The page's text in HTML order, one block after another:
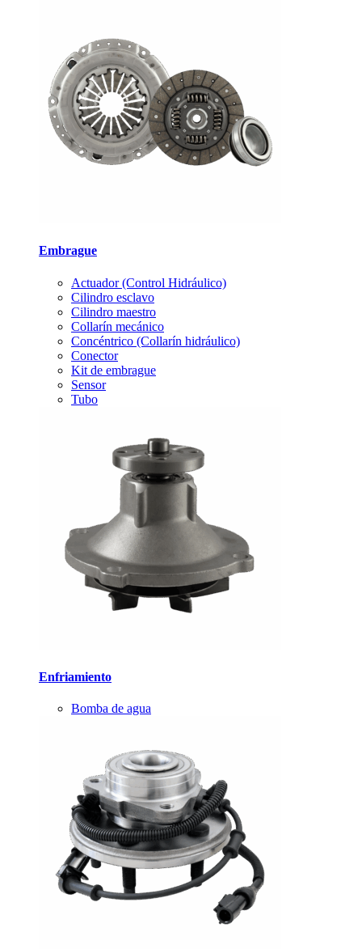
Embrague
Actuador (Control Hidráulico)
Cilindro esclavo
Cilindro maestro
Collarín mecánico
Concéntrico (Collarín hidráulico)
Conector
Kit de embrague
Sensor
Tubo
Enfriamiento
Bomba de agua